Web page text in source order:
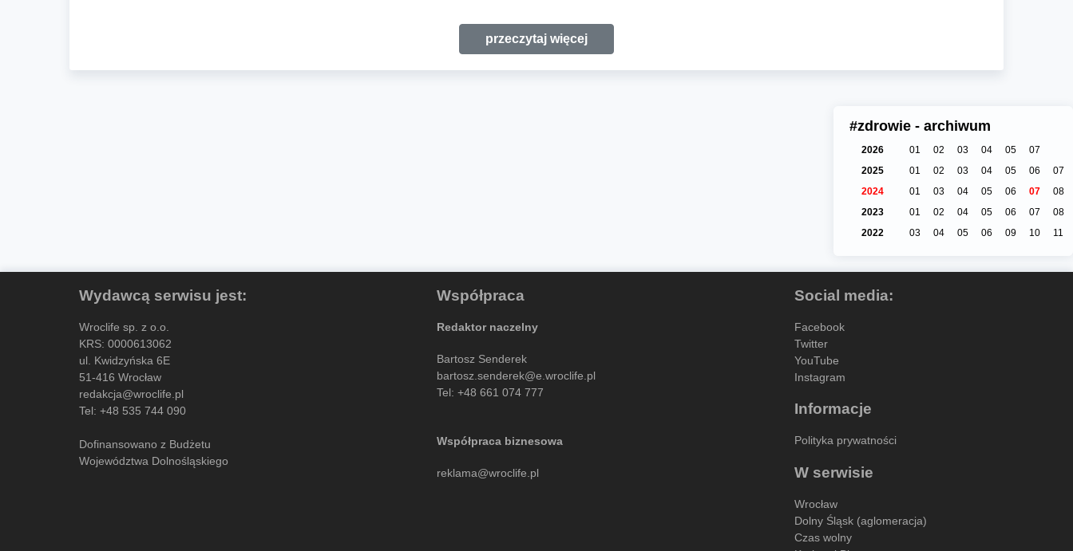
przeczytaj więcej
#zdrowie - archiwum
2026 01 02 03 04 05
07
2025
01 02 03 04 05 06
07
2024
01 03 04 05 06 07
08
2023
01 02 04 05 06 07
08
2022
03 04 05 06 09 10 11
Wydawcą serwisu jest:
Wroclife sp. z o.o.
KRS: 0000613062
ul. Kwidzyńska 6E
51-416 Wrocław
redakcja@wroclife.pl
Tel: +48 535 744 090
Dofinansowano z Budżetu
Województwa Dolnośląskiego
Współpraca
Redaktor naczelny
Bartosz Senderek
bartosz.senderek@e.wroclife.pl
Tel: +48 661 074 777
Współpraca biznesowa
reklama@wroclife.pl
Social media:
Facebook
Twitter
YouTube
Instagram
Informacje
Polityka prywatności
W serwisie
Wrocław
Dolny Śląsk (aglomeracja)
Czas wolny